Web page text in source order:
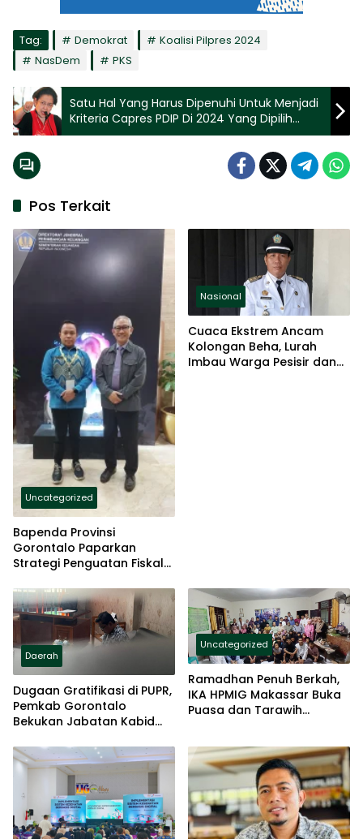
Tag: Demokrat
Koalisi Pilpres 2024
NasDem
PKS
Satu Hal Yang Harus Dipenuhi Untuk Menjadi
Kriteria Capres PDIP Di 2024 Yang Dipilih
Megawati
Pos Terkait
Uncategorized
Bapenda Provinsi
Gorontalo Paparkan
Strategi Penguatan Fiskal
Nasional DJPK Kemenkeu
Nasional
Cuaca Ekstrem Ancam
Kolongan Beha, Lurah
Imbau Warga Pesisir dan
Daerah
Dugaan Gratifikasi di PUPR,
Pemkab Gorontalo
Bekukan Jabatan Kabid
Uncategorized
Ramadhan Penuh Berkah,
IKA HPMIG Makassar Buka
Puasa dan Tarawih